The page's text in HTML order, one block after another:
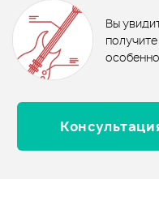
В корзину
Оценка5
Оценка4
Вы